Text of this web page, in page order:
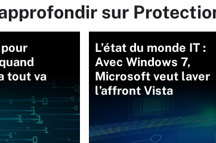
sur
tout va
L’état du monde IT :
Avec Windows 7,
Microsoft veut laver
l’affront Vista